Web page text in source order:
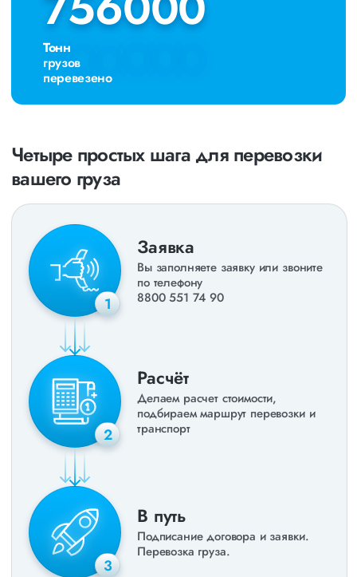
Тонн
грузов
перевезено
Четыре простых шага для перевозки
вашего груза
1
Заявка
Вы заполняете заявку или звоните
по телефону
8800 551 74 90
2
Расчёт
Делаем расчет стоимости,
подбираем маршрут перевозки и
транспорт
3
В путь
Подписание договора и заявки.
Перевозка груза.